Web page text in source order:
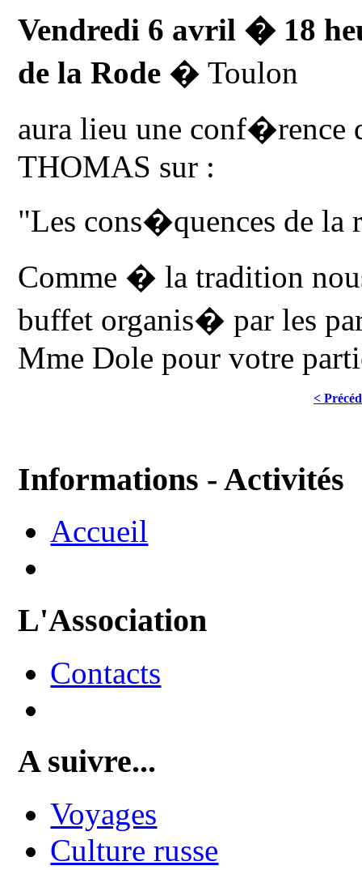
Vendredi 6 avril � 18
de la Rode � Toulon
aura lieu une
THOMAS sur :
"Les cons�quences de
Comme � la tradition
buffet organis� par les
Mme Dole pour votre
<
Informations - Activités
Accueil
L'Association
Contacts
A suivre...
Voyages
Culture russe